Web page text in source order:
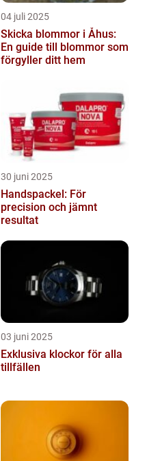
04 juli 2025
Skicka blommor i Åhus:
En guide till blommor som
förgyller ditt hem
30 juni 2025
Handspackel: För
precision och jämnt
resultat
03 juni 2025
Exklusiva klockor för alla
tillfällen